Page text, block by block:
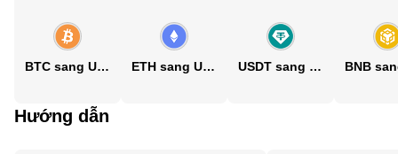
BTC sang UGX ETH sang UGX USDT sang UGX
Hướng dẫn